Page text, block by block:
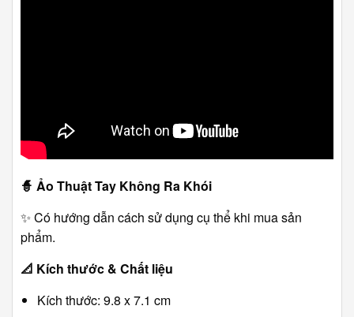
🧙 Ảo Thuật Tay Không Ra Khói
✨ Có hướng dẫn cách sử dụng cụ thể khi mua sản
phẩm.
📐 Kích thước & Chất liệu
Kích thước: 9.8 x 7.1 cm